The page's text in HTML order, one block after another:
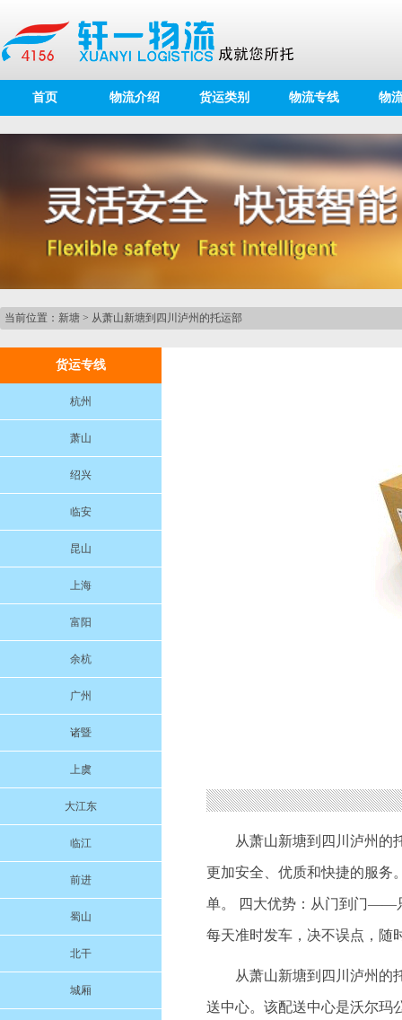
首页 物流介绍 货运类别 物流专线 物
当前位置： 新塘 > 从萧山新塘到四川泸州的托运部
货运专线
杭州
萧山
绍兴
临安
昆山
上海
富阳
余杭
广州
诸暨
上虞
大江东
临江
前进
蜀山
北干
城厢
从萧山新塘到四川泸州的
更加安全、优质和快捷的服务
单。 四大优势：从门到门——
每天准时发车，决不误点，随
从萧山新塘到四川泸州的
送中心。该配送中心是沃尔玛